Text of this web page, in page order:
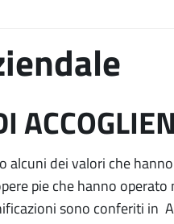
alcuni dei valori che hanno
pie che hanno operato
sono conferiti in